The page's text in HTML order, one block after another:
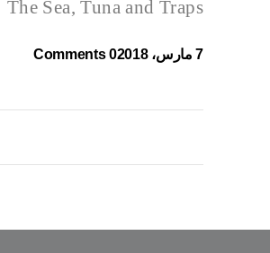
The Sea, Tuna and Traps
7 مارس، 2018 0 Comments